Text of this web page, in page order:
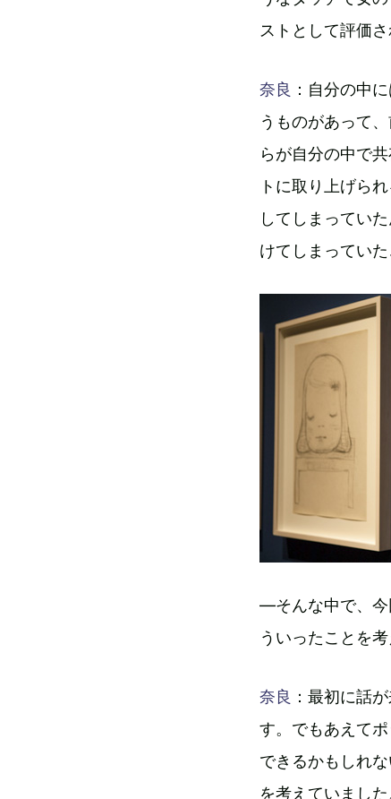
ストとして評価
奈良 ：自分の中
うものがあって
らが自分の中で
トに取り上げら
してしまってい
けてしまってい
―そんな中で、今
ういったことを
奈良 ：最初に話
す。でもあえて
できるかもしれ
を考えていまし